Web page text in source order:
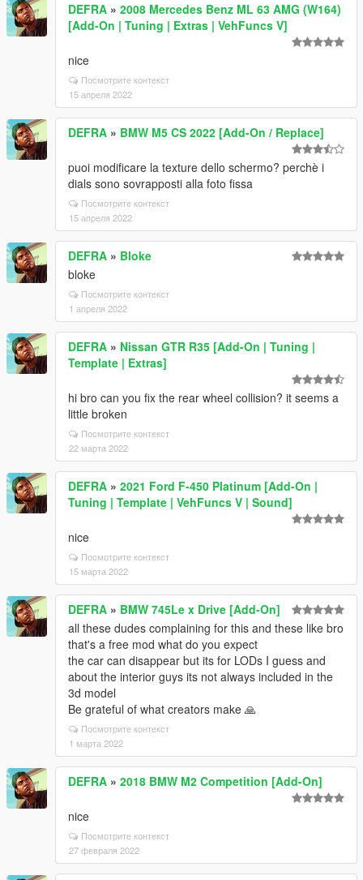
DEFRA » 2008 Mercedes Benz ML 63 AMG (W164)
[Add-On | Tuning | Extras | VehFuncs V]
nice
Посмотрите контекст
15 апреля 2022
DEFRA » BMW M5 CS 2022 [Add-On / Replace]
puoi modificare la texture dello schermo? perchè i
dials sono sovrapposti alla foto fissa
Посмотрите контекст
15 апреля 2022
DEFRA » Bloke
bloke
Посмотрите контекст
1 апреля 2022
DEFRA » Nissan GTR R35 [Add-On | Tuning |
Template | Extras]
hi bro can you fix the rear wheel collision? it seems a
little broken
Посмотрите контекст
22 марта 2022
DEFRA » 2021 Ford F-450 Platinum [Add-On |
Tuning | Template | VehFuncs V | Sound]
nice
Посмотрите контекст
15 марта 2022
DEFRA » BMW 745Le x Drive [Add-On]
all these dudes complaining for this and these like bro
that's a free mod what do you expect
the car can disappear but its for LODs I guess and
about the interior guys its not always included in the
3d model
Be grateful of what creators make 🙏
Посмотрите контекст
1 марта 2022
DEFRA » 2018 BMW M2 Competition [Add-On]
nice
Посмотрите контекст
27 февраля 2022